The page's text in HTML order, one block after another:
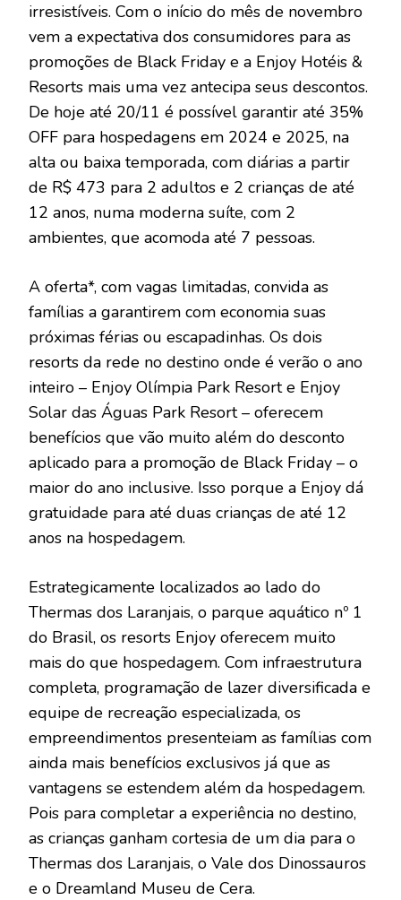
irresistíveis. Com o início do mês de novembro
vem a expectativa dos consumidores para as
promoções de Black Friday e a Enjoy Hotéis &
Resorts mais uma vez antecipa seus descontos.
De hoje até 20/11 é possível garantir até 35%
OFF para hospedagens em 2024 e 2025, na
alta ou baixa temporada, com diárias a partir
de R$ 473 para 2 adultos e 2 crianças de até
12 anos, numa moderna suíte, com 2
ambientes, que acomoda até 7 pessoas.
A oferta*, com vagas limitadas, convida as
famílias a garantirem com economia suas
próximas férias ou escapadinhas. Os dois
resorts da rede no destino onde é verão o ano
inteiro – Enjoy Olímpia Park Resort e Enjoy
Solar das Águas Park Resort – oferecem
benefícios que vão muito além do desconto
aplicado para a promoção de Black Friday – o
maior do ano inclusive. Isso porque a Enjoy dá
gratuidade para até duas crianças de até 12
anos na hospedagem.
Estrategicamente localizados ao lado do
Thermas dos Laranjais, o parque aquático nº 1
do Brasil, os resorts Enjoy oferecem muito
mais do que hospedagem. Com infraestrutura
completa, programação de lazer diversificada e
equipe de recreação especializada, os
empreendimentos presenteiam as famílias com
ainda mais benefícios exclusivos já que as
vantagens se estendem além da hospedagem.
Pois para completar a experiência no destino,
as crianças ganham cortesia de um dia para o
Thermas dos Laranjais, o Vale dos Dinossauros
e o Dreamland Museu de Cera.